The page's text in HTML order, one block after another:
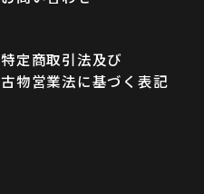
特定商取引法及び
古物営業法に基づく表記